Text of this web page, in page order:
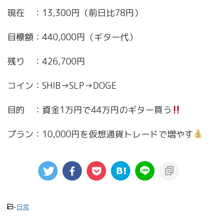
現在 ：13,300円（前日比78円）
目標額：440,000円（ギター代）
残り ：426,700円
コイン：SHIB→SLP→DOGE
目的 ：資金1万円で44万円のギター買う
プラン：10,000円を仮想通貨トレードで増やす
-日常